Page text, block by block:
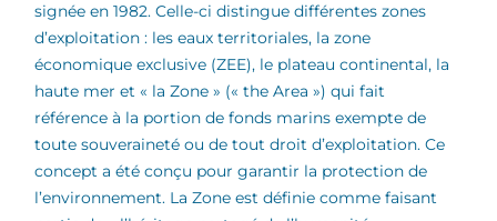
signée en 1982. Celle-ci distingue différentes zones
d’exploitation : les eaux territoriales, la zone
économique exclusive (ZEE), le plateau continental, la
haute mer et « la Zone » (« the Area ») qui fait
référence à la portion de fonds marins exempte de
toute souveraineté ou de tout droit d’exploitation. Ce
concept a été conçu pour garantir la protection de
l’environnement. La Zone est définie comme faisant